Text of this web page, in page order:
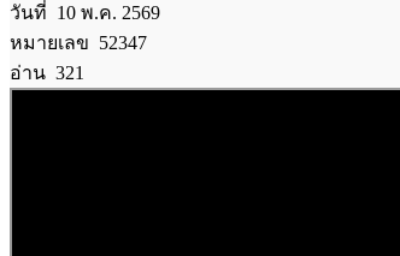
วันที่ 10 พ.ค. 2569
หมายเลข 52347
อ่าน 321